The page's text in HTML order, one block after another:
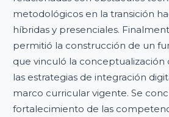
metodológicos en la transición
híbridas y presenciales.
permitió la construcción de un
que vinculó la conceptualización
las estrategias de integración
marco curricular vigente. Se
fortalecimiento de las